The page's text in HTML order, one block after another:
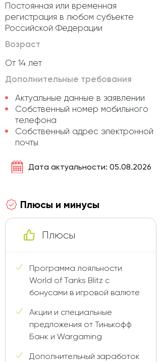
Постоянная или временная
регистрация в любом субъекте
Российской Федерации
Возраст
От 14 лет
Дополнительные требования
Актуальные данные в заявлении
Собственный номер мобильного
телефона
Собственный адрес электронной
почты
Дата актуальности: 05.08.2026
Плюсы и минусы
Плюсы
Программа лояльности
World of Tanks Blitz с
бонусами в игровой валюте
Акции и специальные
предложения от Тинькофф
Банк и Wargaming
Дополнительный заработок